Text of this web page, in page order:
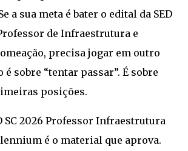
a sua meta é bater o edital da SED
de Infraestrutura e
precisa jogar em outro
é sobre “tentar passar”. É sobre
posições.
SC 2026 Professor Infraestrutura
é o material que aprova.